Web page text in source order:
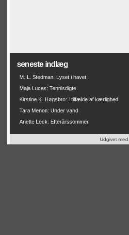
seneste indlæg
M. L. Stedman: Lyset i havet
Maja Lucas: Tennisdigte
Kirstine K. Høgsbro: I tilfælde af kærlighed
Tara Menon: Under vand
Anette Leck: Efterårssommer
Udgivet med